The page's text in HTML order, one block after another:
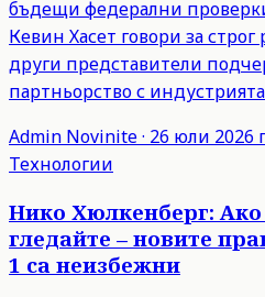
бъдещи федерални
Кевин Хасет говори за
други представители
партньорство с
Admin Novinite· 26 юли 2026
Технологии
Нико Хюлкенберг: Ако
гледайте – новите
1 са неизбежни